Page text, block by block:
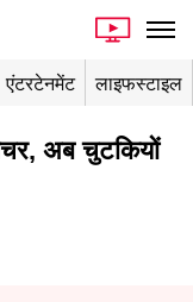
एंटरटेनमेंट लाइफस्टाइल
अब चुटकियों